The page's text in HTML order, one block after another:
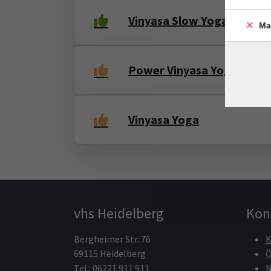
Vinyasa Slow Yoga
Power Vinyasa Yoga
Vinyasa Yoga
vhs Heidelberg
Bergheimer Str. 76
69115 Heidelberg
Tel.: 06221 911 911